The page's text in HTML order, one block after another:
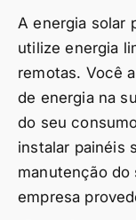
A energia solar
utilize energia
remotas. Você
de energia na
do seu
instalar painéis
manutenção do
empresa